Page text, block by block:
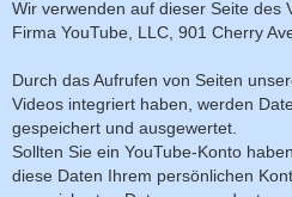
Wir verwenden auf dieser Seite des
Firma YouTube, LLC, 901 Cherry
Durch das Aufrufen von Seiten
Videos integriert haben, werden
gespeichert und ausgewertet.
Sollten Sie ein YouTube-Konto
diese Daten Ihrem persönlichen